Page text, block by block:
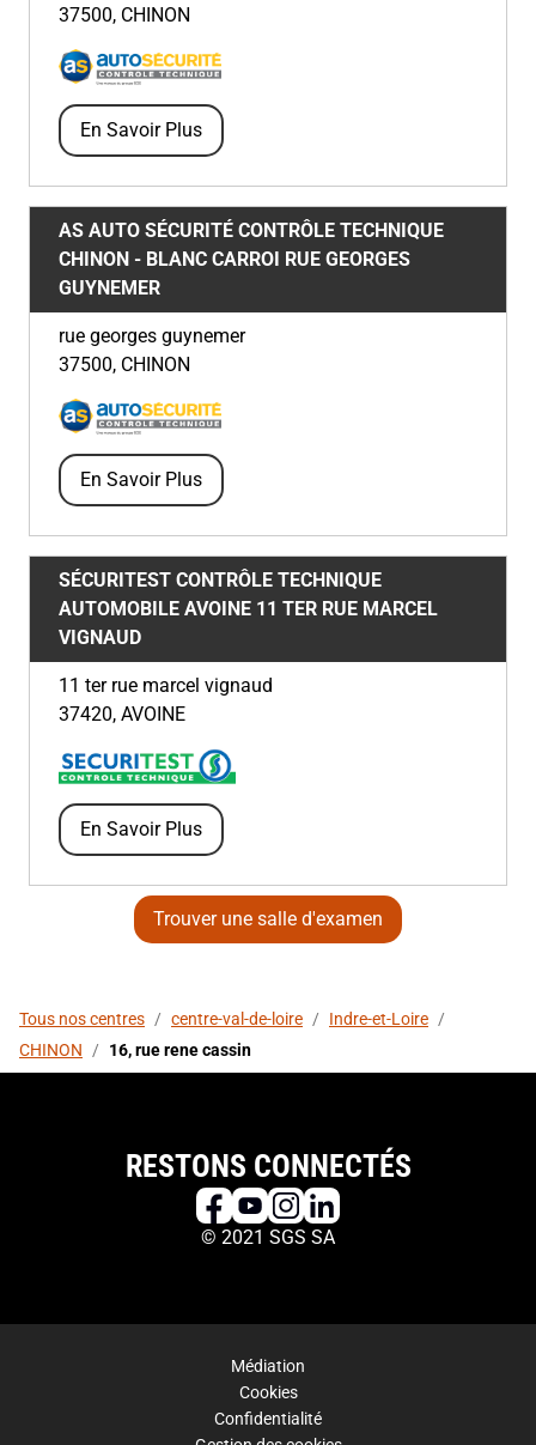
37500, CHINON
En Savoir Plus
AS AUTO SÉCURITÉ CONTRÔLE TECHNIQUE
CHINON - BLANC CARROI
RUE GEORGES
GUYNEMER
rue georges guynemer
37500, CHINON
En Savoir Plus
SÉCURITEST CONTRÔLE TECHNIQUE
AUTOMOBILE AVOINE 11 TER RUE MARCEL
VIGNAUD
11 ter rue marcel vignaud
37420, AVOINE
En Savoir Plus
Trouver une salle d'examen
Tous nos centres / centre-val-de-loire / Indre-et-Loire /
CHINON / 16, rue rene cassin
RESTONS CONNECTÉS
© 2021 SGS SA
Médiation
Cookies
Confidentialité